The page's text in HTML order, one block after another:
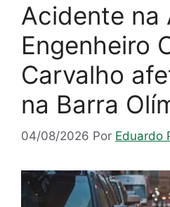
Acidente na
Engenheiro
Carvalho
na Barra
04/08/2026 Por Eduardo